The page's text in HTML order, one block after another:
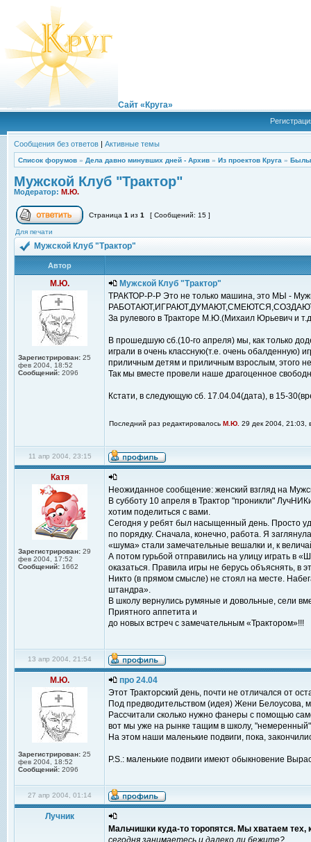
Сайт «Круга»
Сообщения без ответов | Активные темы
Список форумов » Дела давно минувших дней - Архив » Из проектов Круга »
Мужской Клуб "Трактор"
Модератор: М.Ю.
Страница 1 из 1 [ Сообщений: 15 ]
Для печати
Мужской Клуб "Трактор"
Автор
М.Ю.
Зарегистрирован: 25
фев 2004, 18:52
Сообщений: 2096
Мужской Клуб "Трактор"
ТРАКТОР-Р-Р Это не только машина, это МЫ -
За рулевого в Тракторе М.Ю.(Михаил Юрьевич и
В прошедшую сб.(10-го апреля) мы, как только
играли в очень классную(т.е. очень
приличным детям и приличным взрослым, этого
Так мы вместе провели наше драгоценное
Кстати, в следующую сб. 17.04.04(дата), в 15-
Последний раз редактировалось М.Ю. 29 дек 2004, 21:03,
11 апр 2004, 23:15
Катя
Зарегистрирован: 29
фев 2004, 17:52
Сообщений: 1662
Неожиданное сообщение: женский взгляд на
В субботу 10 апреля в Трактор "проникли"
хотим поделиться с вами.
Сегодня у ребят был насыщенный день. Просто
по порядку. Сначала, конечно, работа. Я
«шума» стали замечательные вешалки и, к
А потом гурьбой отправились на улицу играть в
оказаться. Правила игры не берусь объяснять, в
Никто (в прямом смысле) не стоял на месте.
штандра».
В школу вернулись румяные и довольные, сели
Приятного аппетита и
до новых встреч с замечательным «Трактором»!!!
13 апр 2004, 21:54
М.Ю.
Зарегистрирован: 25
фев 2004, 18:52
Сообщений: 2096
про 24.04
Этот Тракторский день, почти не отличался от
Под предводительством (идея) Жени Белоусова,
Рассчитали сколько нужно фанеры с помощью
вот мы уже на рынке тащим в школу,
На этом наши маленькие подвиги, пока,
P.S.: маленькие подвиги имеют обыкновение
27 апр 2004, 01:14
Лучник
Мальчишки куда-то торопятся. Мы хватаем тех,
сегодня занимаетесь и далеко ли бежите?